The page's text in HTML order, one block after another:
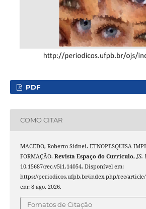
PDF
COMO CITAR
MACEDO, Roberto Sidnei. ETNOPESQUISA
FORMAÇÃO. Revista Espaço do Currículo, [S.
10.15687/rec.v5i1.14054. Disponível em:
https://periodicos.ufpb.br/index.php/rec/article/
em: 8 ago. 2026.
Fomatos de Citação